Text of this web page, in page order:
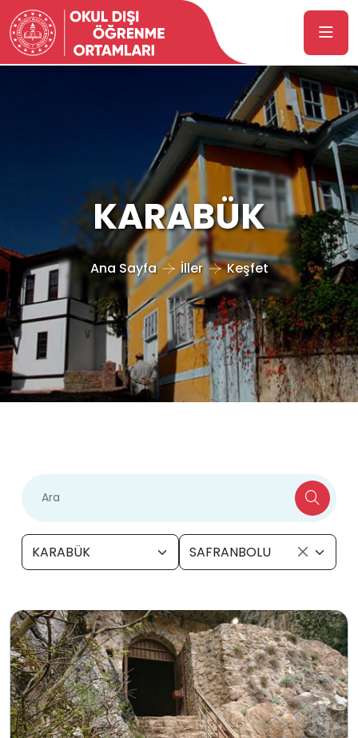
KARABÜK
Ana Sayfa İller Keşfet
KARABÜK SAFRANBOLU